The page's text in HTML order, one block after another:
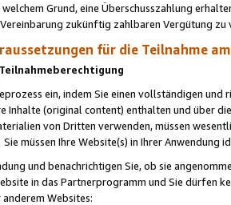
Grund, eine Überschusszahlung
zukünftig zahlbaren Vergütung zu
für die Teilnahme
ein, indem Sie einen vollständigen
Inhalte (original content) enthalten und über
von Dritten verwenden, müssen
müssen Ihre Website(s) in Ihrer Anwendung
und benachrichtigen Sie, ob sie
in das Partnerprogramm und Sie dürfen
Websites: